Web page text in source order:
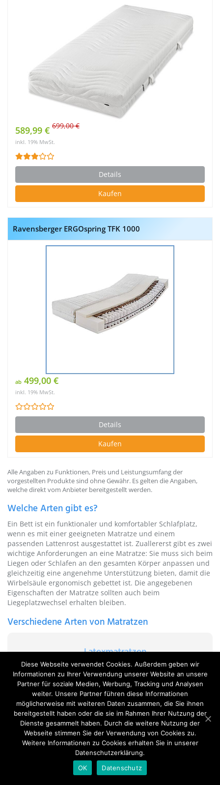
589,99 € 699,00 €
inkl. 19% MwSt.
Details
Kaufen
Ravensberger ERGOspring TFK 1000
ab 499,00 €
inkl. 19% MwSt.
Details
Kaufen
Alle Angaben zu Funktionen, Preis und Leistungsumfang der
vorgestellten Produkte sind ohne Gewähr. Es gelten die Angaben,
welche direkt vom Anbieter bereitgestellt werden.
Welche Arten gibt es?
Ein Bett ist ein funktionaler und komfortabler Schlafplatz,
wenn es mit einer geeigneten Matratze und einem
passenden Lattenrost ausgestattet ist. Zuallererst gibt es zwei
wichtige Anforderungen an eine Matratze: Sie muss sich beim
Liegen oder Schlafen an den gesamten Körper anpassen und
gleichzeitig eine angenehme Unterstützung bieten, damit die
Wirbelsäule ergonomisch gebettet ist. Die angegebenen
Eigenschaften der Matratze sollten auch beim
Liegeplatzwechsel erhalten bleiben.
Verschiedene Arten von Matratzen
Latexmatratzen
Latexmatratzen sorgen für ein Gefühl vonWeichheit und
Komfortund haben die größte Elastizität. Sie zeichnen
sich durch eine hohe Formstabilität aus. Um die
notwendige Stützkraftzu erreichen, sollten Latexmatratzen
einen etwas dickeren Kern haben. Trotz der relativen
Weichheit wird der Körper in Rückenlage optimal gestützt.
Hochwertige Latexmatratzen sind sehr langlebig und
halten problemlos zehn Jahre. Wie alle anderen Arten sind
Latexmatratzen mit unterschiedlichen Härtegraden
erhältlich, sodass Personen mit höherem Körpergewicht
eine geeignete Latexmatratze finden.
Diese Webseite verwendet Cookies. Außerdem geben wir
Informationen zu Ihrer Verwendung unserer Website an unsere
Partner für soziale Medien, Werbung, Tracking und Analysen
weiter. Unsere Partner führen diese Informationen
möglicherweise mit weiteren Daten zusammen, die Sie ihnen
bereitgestellt haben oder die sie im Rahmen Ihrer Nutzung der
Dienste gesammelt haben. Durch die weitere Nutzung der
Webseite stimmen Sie der Verwendung von Cookies zu.
Weitere Informationen zu Cookies erhalten Sie in unserer
Datenschutzerklärung.
OK
Datenschutz